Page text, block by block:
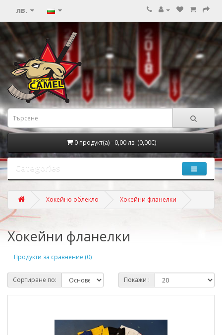
лв.
0 продукт(а) - 0,00 лв. (0,00€)
Categories
Хокейно облекло Хокейни фланелки
Хокейни фланелки
Продукти за сравнение (0)
Сортиране по: Покажи :